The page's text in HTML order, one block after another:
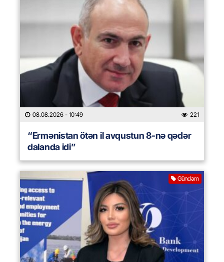
08.08.2026 - 10:49 221
“Ermənistan ötən il avqustun 8-nə qədər
dalanda idi”
Gündəm